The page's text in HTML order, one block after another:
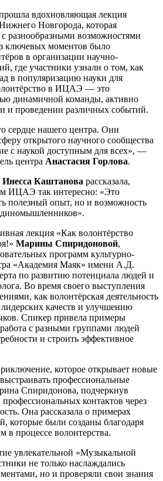
вдохновляющая лекция
Новгорода, которая
разнообразными возможностями
ключевых моментов было
в организации научно-
где участники узнали о том, как
в популяризацию науки для
в ИЦАЭ — это
динамичной команды, активно
и проведении различных событий.
сердце нашего центра. Они
открытого научного сообщества
с наукой доступным для всех», —
центра Анастасия Горлова.
Инесса Каштанова рассказала,
ИЦАЭ так интересно: «Это
полезный опыт, но и возможность
лекция «Как волонтёрство
Марины Спиридоновой,
программ культурно-
«Академия Маяк» имени А.Д.
по развитию потенциала людей и
Во время своего выступления
как волонтёрская деятельность
качеств и улучшению
Спикер привела примеры
с разными группами людей
и строить эффективное
которое открывает новые
профессиональные
Спиридонова, подчеркнув
профессиональных контактов через
Она рассказала о примерах
которые были созданы благодаря
в процессе волонтерства.
увлекательной «Музыкальной
не только наслаждались
но и проверяли свои знания